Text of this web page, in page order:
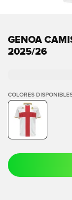
GENOA
2025/26
COLORES